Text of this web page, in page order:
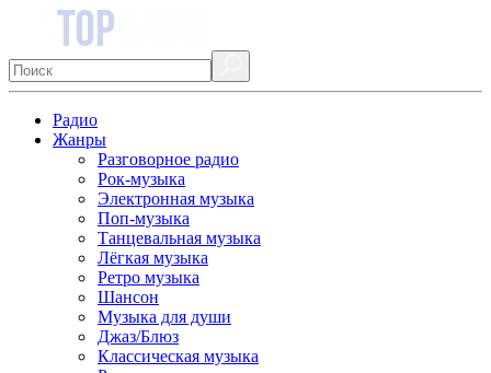
Радио
Жанры
Разговорное радио
Рок-музыка
Электронная музыка
Поп-музыка
Танцевальная музыка
Лёгкая музыка
Ретро музыка
Шансон
Музыка для души
Джаз/Блюз
Классическая музыка